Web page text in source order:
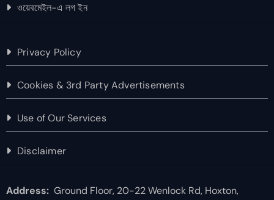
ওয়েবমেইল-এ লগ ইন
Privacy Policy
Cookies & 3rd Party Advertisements
Use of Our Services
Disclaimer
Address:Ground Floor, 20-22 Wenlock Rd, Hoxton,